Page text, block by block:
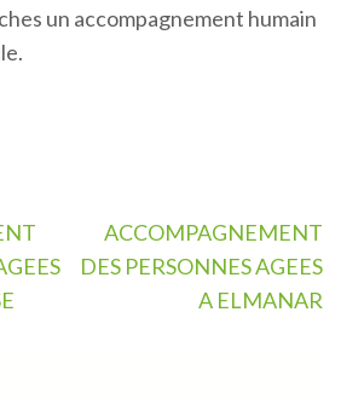
un accompagnement humain
ACCOMPAGNEMENT
DES PERSONNES AGEES
A ELMANAR